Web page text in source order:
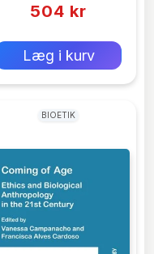
504 kr
Læg i kurv
BIOETIK